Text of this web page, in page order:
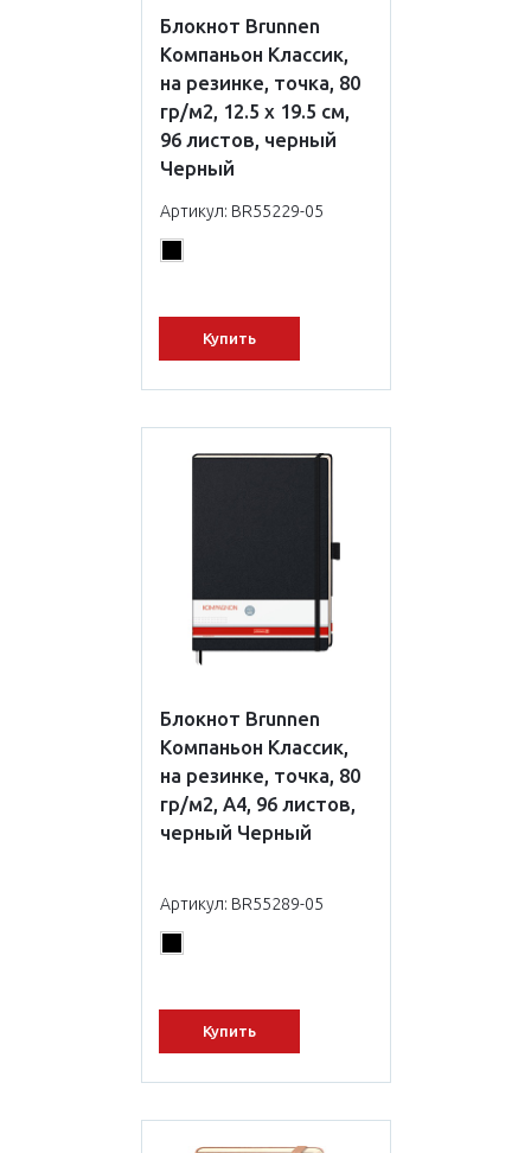
Блокнот Brunnen
Компаньон Классик,
на резинке, точка, 80
гр/м2, 12.5 х 19.5 см,
96 листов, черный
Черный
Артикул: BR55229-05
Купить
Блокнот Brunnen
Компаньон Классик,
на резинке, точка, 80
гр/м2, А4, 96 листов,
черный Черный
Артикул: BR55289-05
Купить